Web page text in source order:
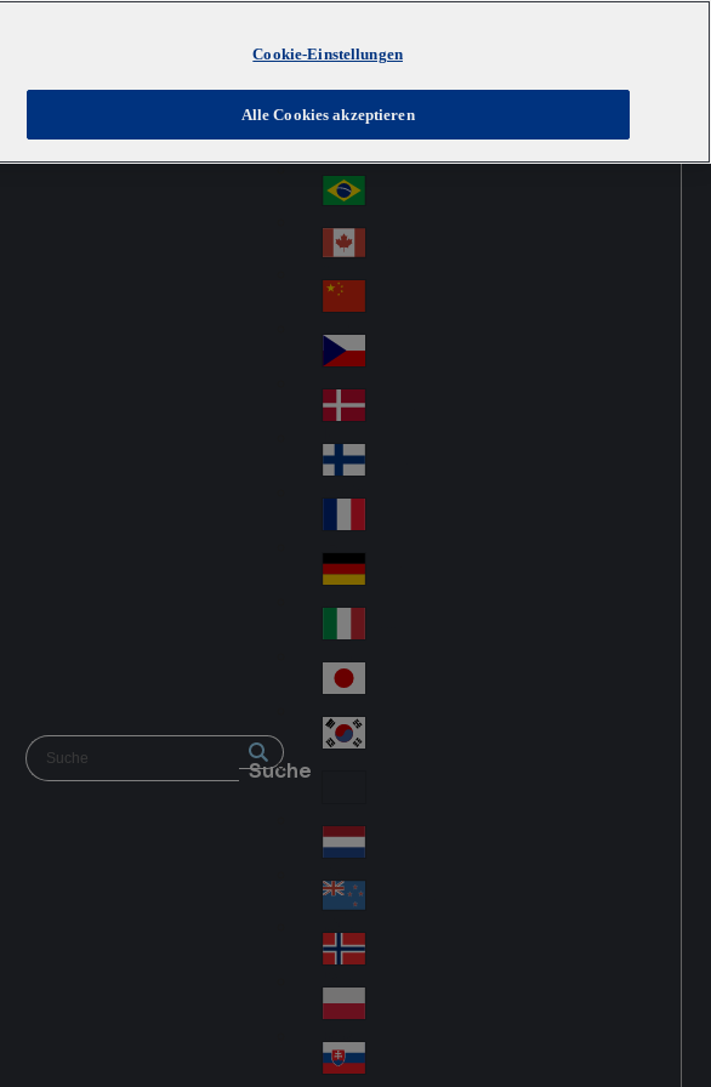
Suche
Austria
Au
str
ali
a
Au
stri
a
Österreich
Br
azi
l
Ca
na
da
Ch
ina
Cz
ec
h
De
nm
ark
Fin
d
Fra
nc
e
Ge
an
y
Ital
y
Jap
an
Lat
in
A
me
ric
a
Ne
the
rla
nd
s
Ne
w
Ze
ala
nd
No
rw
ay
Pol
an
Cookie-Einstellungen
Alle Cookies akzeptieren